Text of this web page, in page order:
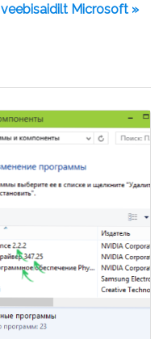
veebisaidilt Microsoft »